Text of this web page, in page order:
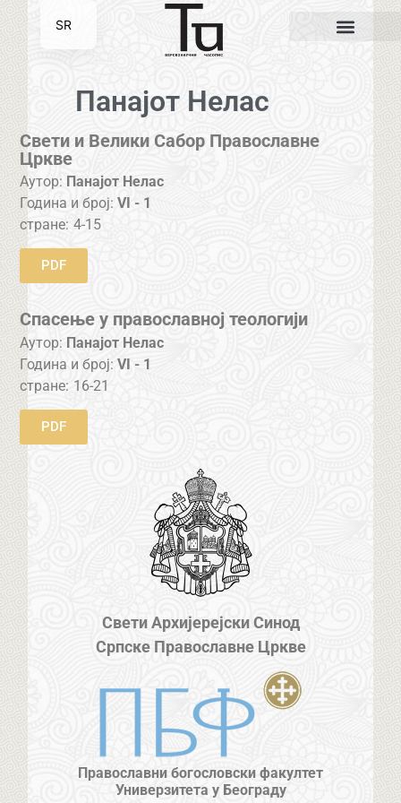
Панајот Нелас
Свети и Велики Сабор Православне
Цркве
Аутор: Панајот Нелас
Година и број:VI - 1
стране: 4-15
PDF
Спасење у православној теологији
Аутор: Панајот Нелас
Година и број:VI - 1
стране: 16-21
PDF
Свети Архијерејски Синод
Српске Православне Цркве
Православни богословски факултет
Универзитета у Београду
SR
EN